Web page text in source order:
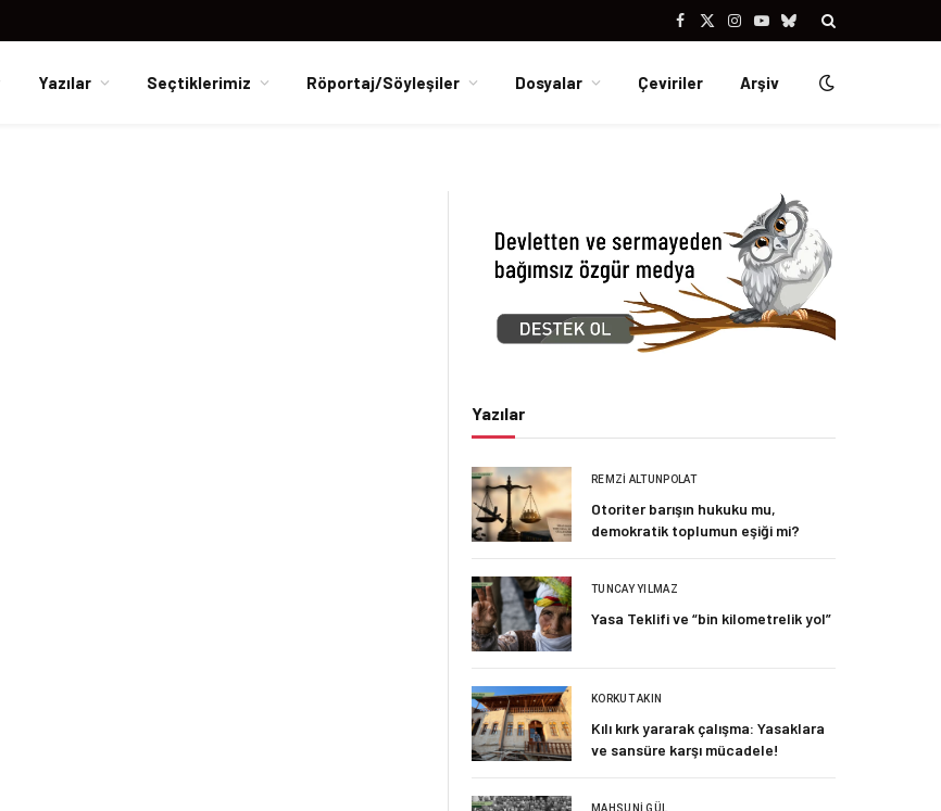
Facebook
X
Instagram
YouTubeBluesky
Yazılar Seçtiklerimiz Röportaj/Söyleşiler Dosyalar Çeviriler Arşiv
Yazılar
REMZI ALTUNPOLAT
Otoriter barışın hukuku mu,
demokratik toplumun eşiği mi?
TUNCAY YILMAZ
Yasa Teklifi ve “bin kilometrelik yol”
KORKUT AKIN
Kılı kırk yararak çalışma: Yasaklara
ve sansüre karşı mücadele!
MAHSUNI GÜL